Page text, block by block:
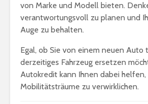
von Marke und Modell bieten.
verantwortungsvoll zu planen und
Auge zu behalten.
Egal, ob Sie von einem neuen Auto
derzeitiges Fahrzeug ersetzen
Autokredit kann Ihnen dabei helfen,
Mobilitätsträume zu verwirklichen.